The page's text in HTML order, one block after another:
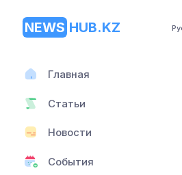
NEWS HUB.KZ
Главная
Статьи
Новости
События